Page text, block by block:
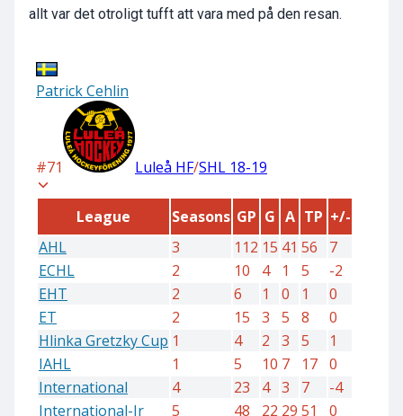
allt var det otroligt tufft att vara med på den resan.